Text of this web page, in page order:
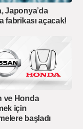
Japonya’da
fabrikası açacak!
ve Honda
için
başladı